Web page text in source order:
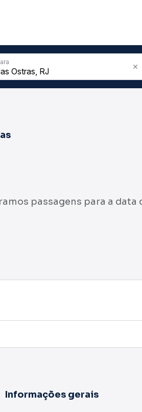
passagens para a data
Informações gerais